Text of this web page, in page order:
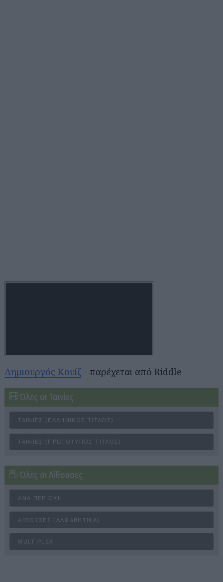
Δημιουργός Κουίζ - παρέχεται από Riddle
Όλες οι Ταινίες
ΤΑΙΝΊΕΣ (ΕΛΛΗΝΙΚΌΣ ΤΊΤΛΟΣ)
ΤΑΙΝΊΕΣ (ΠΡΩΤΌΤΥΠΟΣ ΤΊΤΛΟΣ)
Όλες οι Αίθουσες
ΑΝΆ ΠΕΡΙΟΧΉ
ΑΊΘΟΥΣΕΣ (ΑΛΦΑΒΗΤΙΚΆ)
MULTIPLEX